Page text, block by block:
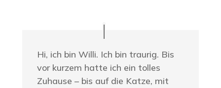
Hi, ich bin Willi. Ich bin traurig. Bis
vor kurzem hatte ich ein tolles
Zuhause – bis auf die Katze, mit